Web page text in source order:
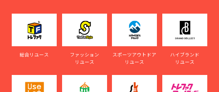
総合リユース
ファッション
リユース
スポーツアウトドア
リユース
ハイブランド
リユース